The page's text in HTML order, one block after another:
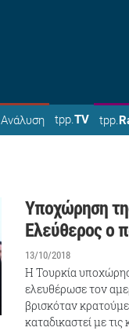
Ανάλυση tpp.TV tpp.
Υποχώρηση
Ελεύθερος ο
13/10/2018
Η Τουρκία
ελευθέρωσε τον
βρισκόταν
καταδικαστεί με τις